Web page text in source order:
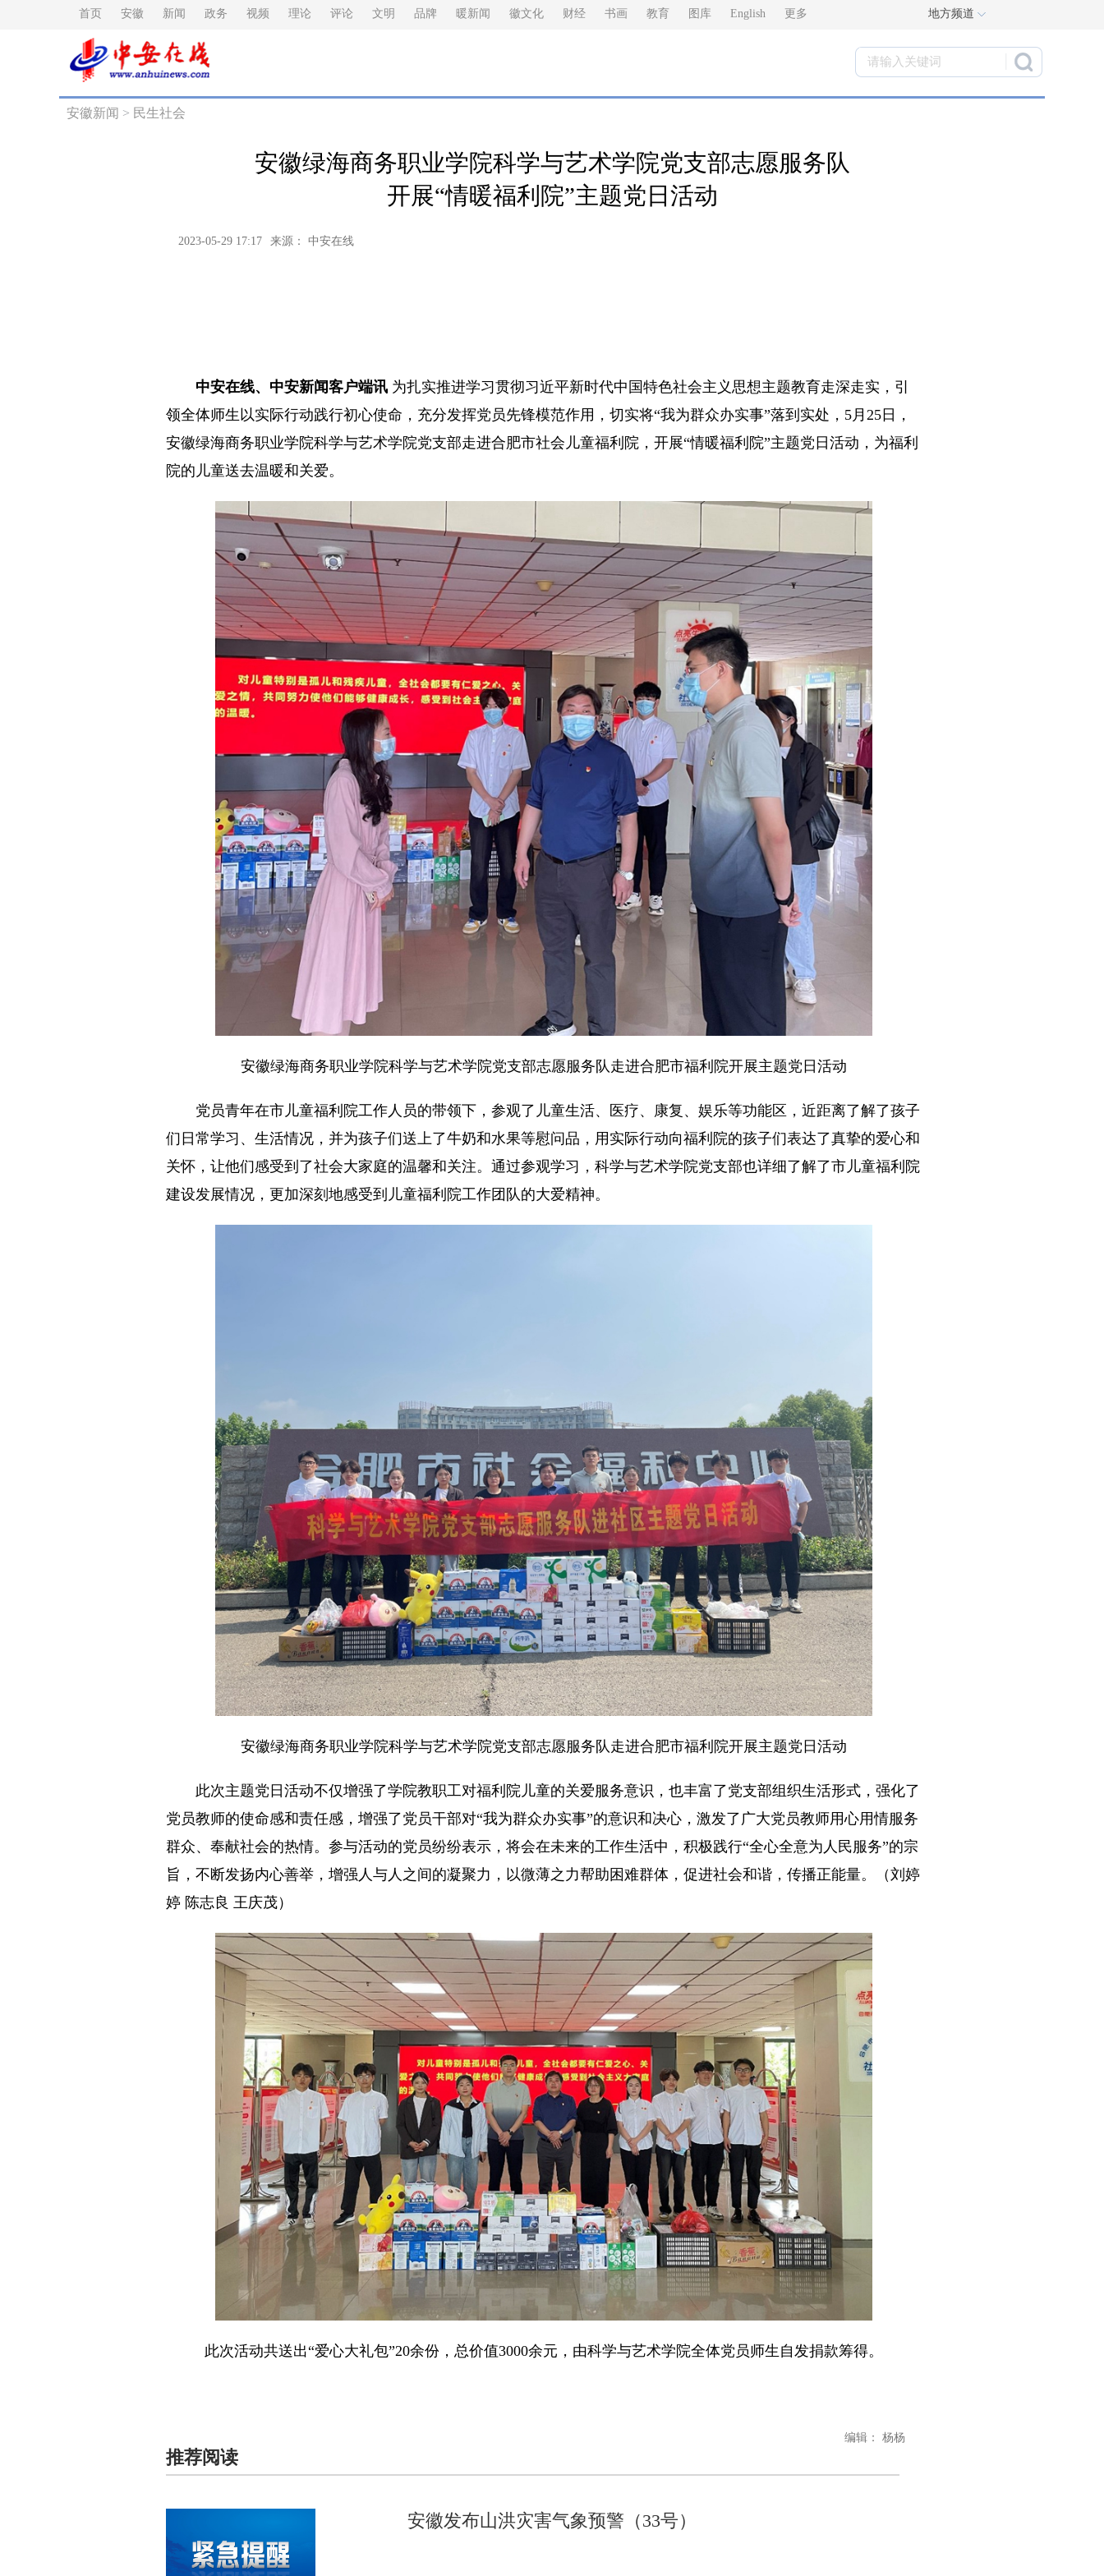
首页 安徽 新闻 政务 视频 理论 评论 文明 品牌 暖新闻 徽文化 财经 书画 教育 图库 English 更多 地方频道
安徽新闻 > 民生社会
安徽绿海商务职业学院科学与艺术学院党支部志愿服务队
开展“情暖福利院”主题党日活动
2023-05-29 17:17 来源： 中安在线
中安在线、中安新闻客户端讯 为扎实推进学习贯彻习近平新时代中国特色社会主义思想主题教育走深走实，引
领全体师生以实际行动践行初心使命，充分发挥党员先锋模范作用，切实将“我为群众办实事”落到实处，5月25日，
安徽绿海商务职业学院科学与艺术学院党支部走进合肥市社会儿童福利院，开展“情暖福利院”主题党日活动，为福利
院的儿童送去温暖和关爱。
安徽绿海商务职业学院科学与艺术学院党支部志愿服务队走进合肥市福利院开展主题党日活动
党员青年在市儿童福利院工作人员的带领下，参观了儿童生活、医疗、康复、娱乐等功能区，近距离了解了孩子
们日常学习、生活情况，并为孩子们送上了牛奶和水果等慰问品，用实际行动向福利院的孩子们表达了真挚的爱心和
关怀，让他们感受到了社会大家庭的温馨和关注。通过参观学习，科学与艺术学院党支部也详细了解了市儿童福利院
建设发展情况，更加深刻地感受到儿童福利院工作团队的大爱精神。
安徽绿海商务职业学院科学与艺术学院党支部志愿服务队走进合肥市福利院开展主题党日活动
此次主题党日活动不仅增强了学院教职工对福利院儿童的关爱服务意识，也丰富了党支部组织生活形式，强化了
党员教师的使命感和责任感，增强了党员干部对“我为群众办实事”的意识和决心，激发了广大党员教师用心用情服务
群众、奉献社会的热情。参与活动的党员纷纷表示，将会在未来的工作生活中，积极践行“全心全意为人民服务”的宗
旨，不断发扬内心善举，增强人与人之间的凝聚力，以微薄之力帮助困难群体，促进社会和谐，传播正能量。（刘婷
婷 陈志良 王庆茂）
此次活动共送出“爱心大礼包”20余份，总价值3000余元，由科学与艺术学院全体党员师生自发捐款筹得。
编辑： 杨杨
推荐阅读
安徽发布山洪灾害气象预警（33号）